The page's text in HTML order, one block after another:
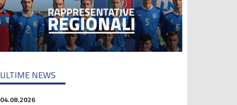
ULTIME NEWS
04.08.2026